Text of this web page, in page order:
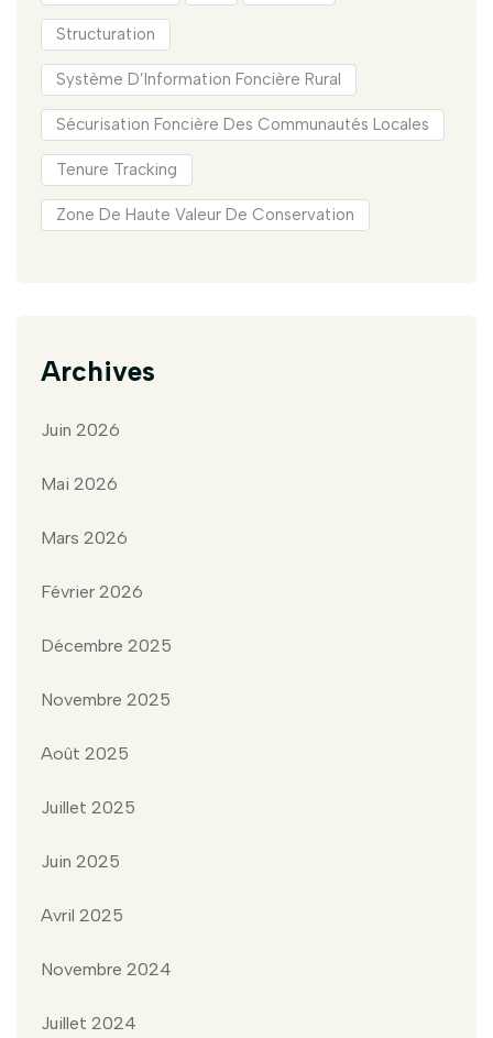
Structuration
Système D’Information Foncière Rural
Sécurisation Foncière Des Communautés Locales
Tenure Tracking
Zone De Haute Valeur De Conservation
Archives
Juin 2026
Mai 2026
Mars 2026
Février 2026
Décembre 2025
Novembre 2025
Août 2025
Juillet 2025
Juin 2025
Avril 2025
Novembre 2024
Juillet 2024